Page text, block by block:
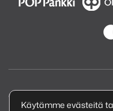
Copyright © 2026 Kuva
Käytämme evästeitä